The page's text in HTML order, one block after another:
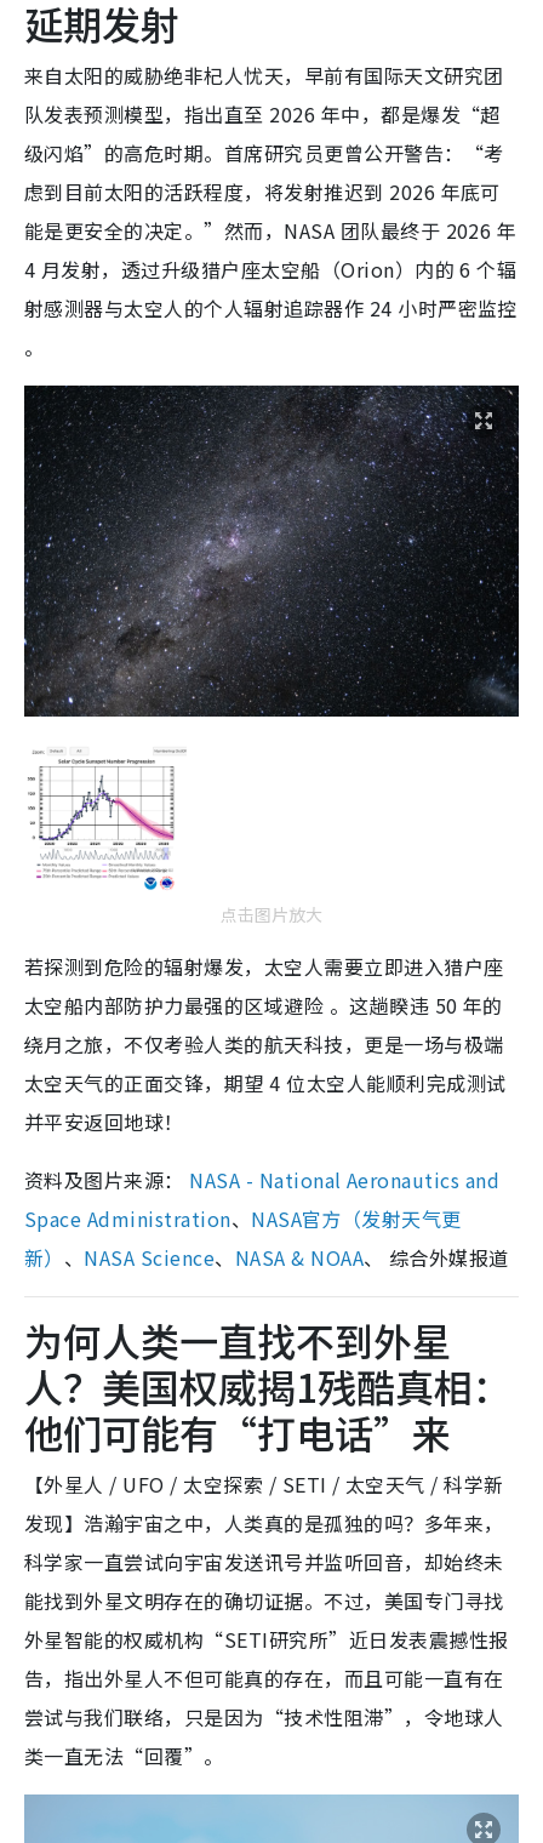
延期发射
来自太阳的威胁绝非杞人忧天，早前有国际天文研究团
队发表预测模型，指出直至 2026 年中，都是爆发“超
级闪焰”的高危时期。首席研究员更曾公开警告：“考
虑到目前太阳的活跃程度，将发射推迟到 2026 年底可
能是更安全的决定。”然而，NASA 团队最终于 2026 年
4 月发射，透过升级猎户座太空船（Orion）内的 6 个辐
射感测器与太空人的个人辐射追踪器作 24 小时严密监控
。
点击图片放大
若探测到危险的辐射爆发，太空人需要立即进入猎户座
太空船内部防护力最强的区域避险 。这趟睽违 50 年的
绕月之旅，不仅考验人类的航天科技，更是一场与极端
太空天气的正面交锋，期望 4 位太空人能顺利完成测试
并平安返回地球！
资料及图片来源： NASA - National Aeronautics and
Space Administration、 NASA官方（发射天气更
新） 、 NASA Science、 NASA & NOAA、 综合外媒报道
为何人类一直找不到外星
人？美国权威揭1残酷真相：
他们可能有“打电话”来
【外星人 / UFO / 太空探索 / SETI / 太空天气 / 科学新
发现】浩瀚宇宙之中，人类真的是孤独的吗？多年来，
科学家一直尝试向宇宙发送讯号并监听回音，却始终未
能找到外星文明存在的确切证据。不过，美国专门寻找
外星智能的权威机构“SETI研究所”近日发表震撼性报
告，指出外星人不但可能真的存在，而且可能一直有在
尝试与我们联络，只是因为“技术性阻滞”，令地球人
类一直无法“回覆”。